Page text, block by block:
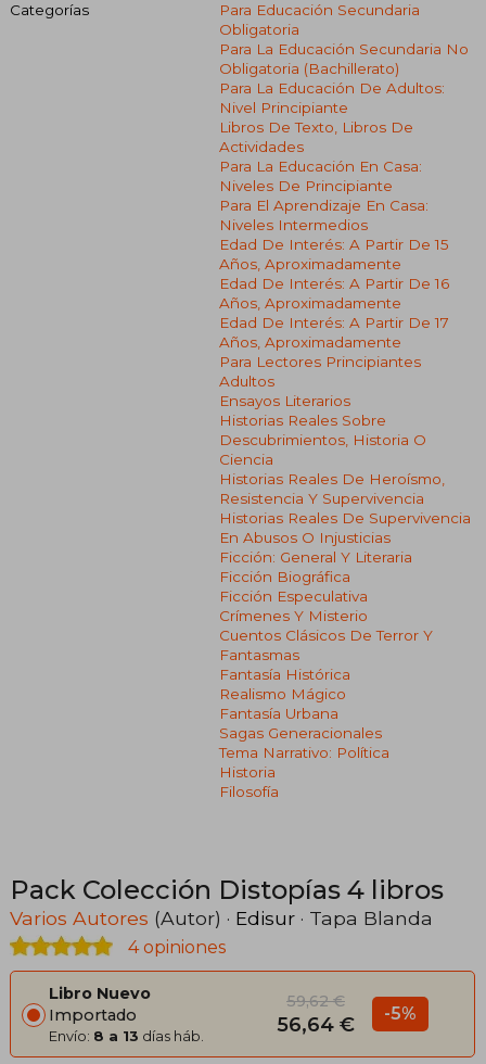
Categorías
Para Educación Secundaria
Obligatoria
Para La Educación Secundaria No
Obligatoria (bachillerato)
Para La Educación De Adultos:
Nivel Principiante
Libros De Texto, Libros De
Actividades
Para La Educación En Casa:
Niveles De Principiante
Para El Aprendizaje En Casa:
Niveles Intermedios
Edad De Interés: A Partir De 15
Años, Aproximadamente
Edad De Interés: A Partir De 16
Años, Aproximadamente
Edad De Interés: A Partir De 17
Años, Aproximadamente
Para Lectores Principiantes
Adultos
Ensayos Literarios
Historias Reales Sobre
Descubrimientos, Historia O
Ciencia
Historias Reales De Heroísmo,
Resistencia Y Supervivencia
Historias Reales De Supervivencia
En Abusos O Injusticias
Ficción: General Y Literaria
Ficción Biográfica
Ficción Especulativa
Crímenes Y Misterio
Cuentos Clásicos De Terror Y
Fantasmas
Fantasía Histórica
Realismo Mágico
Fantasía Urbana
Sagas Generacionales
Tema Narrativo: Política
Historia
Filosofía
Pack Colección Distopías 4 libros
Varios Autores (Autor) · Edisur · Tapa Blanda
4 opiniones
Libro Nuevo
Importado
Envío: 8 a 13 días háb.
59,62 €
56,64 € -5%